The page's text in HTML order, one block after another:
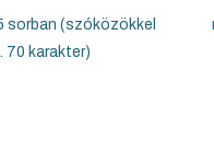
sorban (szóközökkel
70 karakter)